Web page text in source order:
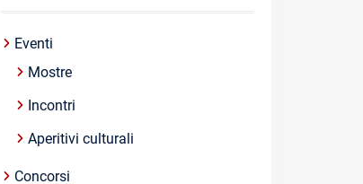
Eventi
Mostre
Incontri
Aperitivi culturali
Concorsi